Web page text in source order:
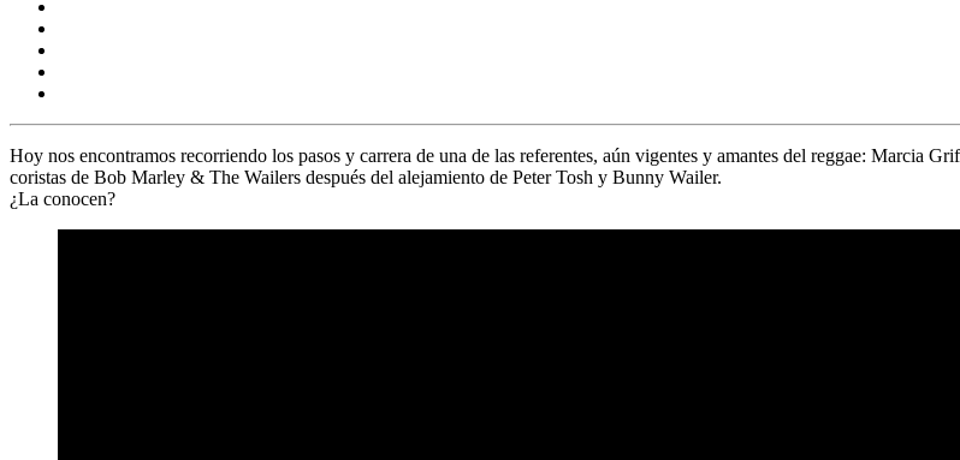
Hoy‌ ‌nos‌ ‌encontramos‌ ‌recorriendo‌ ‌los‌ ‌pasos‌ ‌y‌ ‌carrera‌ ‌de‌ ‌una‌ ‌de‌ ‌las‌ ‌referentes,‌ ‌aún‌ ‌vigentes‌ ‌y‌ ‌amantes‌ ‌del‌ ‌reggae:‌ ‌Marcia‌
coristas de Bob Marley & The Wailers después del alejamiento de Peter Tosh y Bunny Wailer.
‌¿La conocen?‌ ‌